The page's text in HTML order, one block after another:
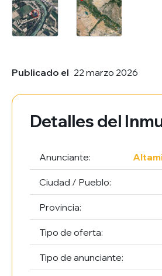
Publicado el 22 marzo 2026
Detalles del
Anunciante:
Ciudad / Pueblo:
Provincia:
Tipo de oferta:
Tipo de anunciante: